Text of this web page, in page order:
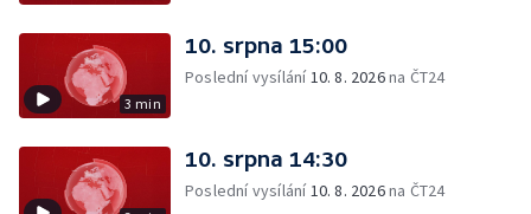
3 min
10. srpna 15:00
Poslední vysílání10. 8. 2026na ČT24
10. srpna 14:30
Poslední vysílání10. 8. 2026na ČT24